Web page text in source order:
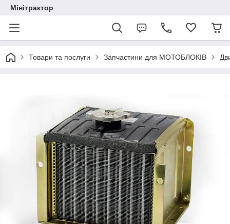
Мінітрактор
Товари та послуги Запчастини для МОТОБЛОКІВ